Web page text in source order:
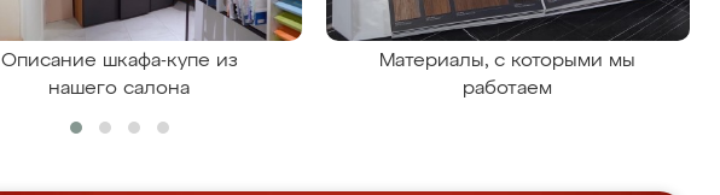
Описание шкафа-купе из
нашего салона
Материалы, с которыми мы
работаем